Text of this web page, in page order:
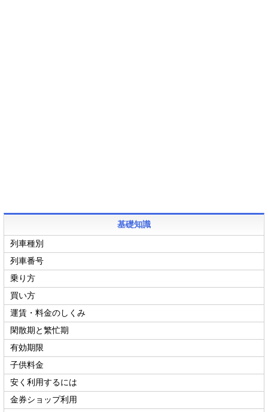
基礎知識
列車種別
列車番号
乗り方
買い方
運賃・料金のしくみ
閑散期と繁忙期
有効期限
子供料金
安く利用するには
金券ショップ利用